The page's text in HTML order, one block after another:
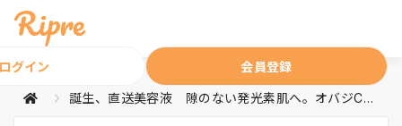
グイン 会員登録
誕生、直送美容液 隙のない発光素肌へ。オバジC25セラム ネオ